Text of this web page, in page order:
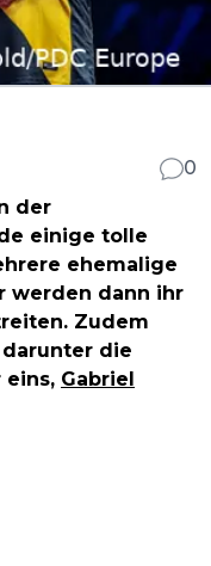
0
der
einige tolle
ehemalige
werden dann ihr
Zudem
die
eins, Gabriel